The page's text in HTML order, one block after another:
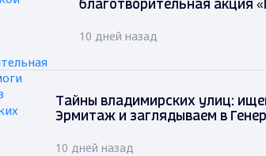
благотворительная акция
10 дней назад
Тайны владимирских улиц:
Эрмитаж и заглядываем в
10 дней назад